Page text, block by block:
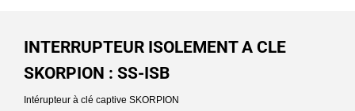
INTERRUPTEUR ISOLEMENT A CLE
SKORPION : SS-ISB
Intérupteur à clé captive SKORPION